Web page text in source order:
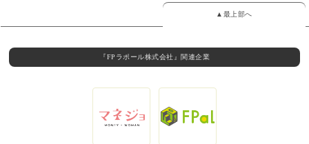
▲最上部へ
『FPラポール株式会社』関連企業